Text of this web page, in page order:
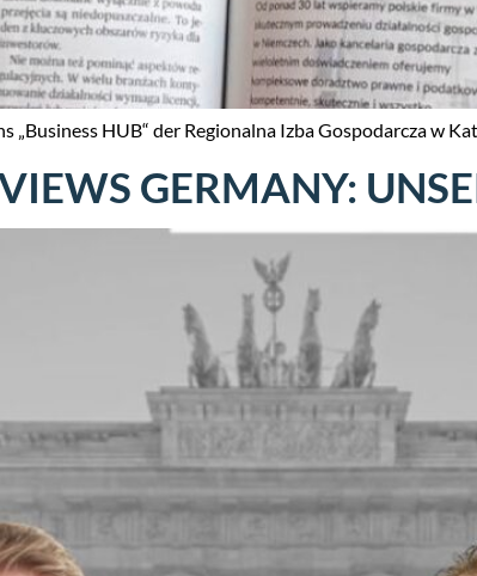
„Business HUB“ der Regionalna Izba Gospodarcza w
GERMANY: